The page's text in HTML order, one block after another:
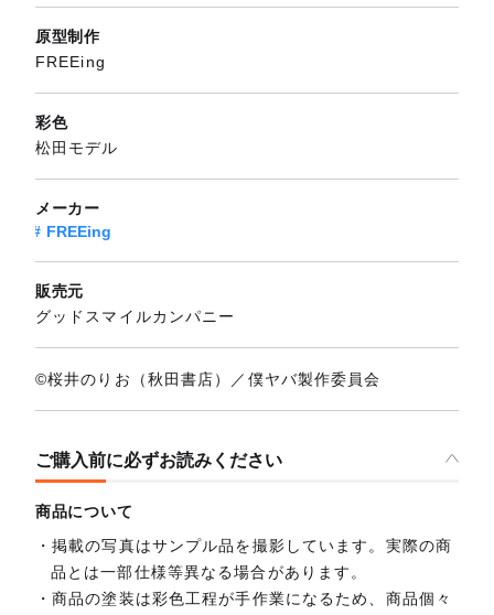
原型制作
FREEing
彩色
松田モデル
メーカー
FREEing
販売元
グッドスマイルカンパニー
©桜井のりお（秋田書店）／僕ヤバ製作委員会
ご購入前に必ずお読みください
商品について
掲載の写真はサンプル品を撮影しています。実際の商
品とは一部仕様等異なる場合があります。
商品の塗装は彩色工程が手作業になるため、商品個々